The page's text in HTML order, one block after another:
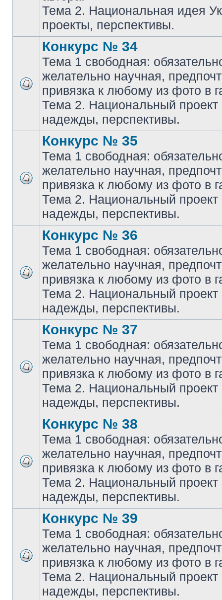
Тема 2. Национальная идея
проекты, перспективы.
Конкурс № 34
Тема 1 свободная:
желательно научная,
привязка к любому из фото в
Тема 2. Национальный
надежды, перспективы.
Конкурс № 35
Тема 1 свободная:
желательно научная,
привязка к любому из фото в
Тема 2. Национальный
надежды, перспективы.
Конкурс № 36
Тема 1 свободная:
желательно научная,
привязка к любому из фото в
Тема 2. Национальный
надежды, перспективы.
Конкурс № 37
Тема 1 свободная:
желательно научная,
привязка к любому из фото в
Тема 2. Национальный
надежды, перспективы.
Конкурс № 38
Тема 1 свободная:
желательно научная,
привязка к любому из фото в
Тема 2. Национальный
надежды, перспективы.
Конкурс № 39
Тема 1 свободная:
желательно научная,
привязка к любому из фото в
Тема 2. Национальный
надежды, перспективы.